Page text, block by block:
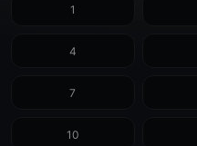
1
4
7
10